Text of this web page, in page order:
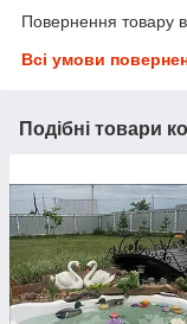
Повернення товару
Всі умови
Подібні товари